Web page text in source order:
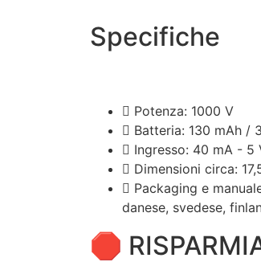
Specifiche
Potenza: 1000 V
Batteria: 130 mAh /
Ingresso: 40 mA - 5
Dimensioni circa:
Packaging e
danese, svedese,
🛑